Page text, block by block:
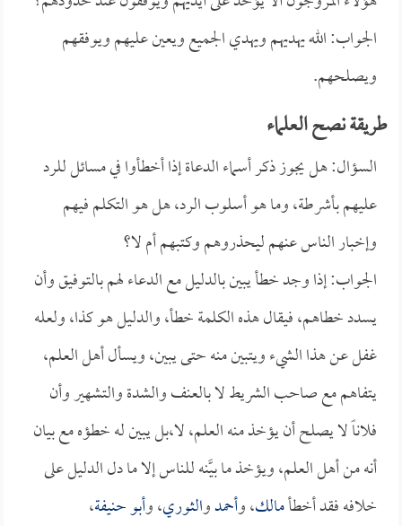
الجواب: الله يهديهم ويهدي الجميع ويعين عليهم ويوفقهم
ويصلحهم.
طريقة نصح العلماء
السؤال: هل يجوز ذكر أسماء الدعاة إذا أخطأوا في مسائل للرد
عليهم بأشرطة، وما هو أسلوب الرد، هل هو التكلم فيهم
وإخبار الناس عنهم ليحذروهم وكتبهم أم لا؟
الجواب: إذا وجد خطأ يبين بالدليل مع الدعاء لهم بالتوفيق وأن
يسدد خطاهم، فيقال هذه الكلمة خطأ، والدليل هو كذا، ولعله
غفل عن هذا الشيء ويتبين منه حتى يبين، ويسأل أهل العلم،
يتفاهم مع صاحب الشريط لا بالعنف والشدة والتشهير وأن
فلاناً لا يصلح أن يؤخذ منه العلم، لا،بل يبين له خطؤه مع بيان
أنه من أهل العلم، ويؤخذ ما بيَّنه للناس إلا ما دل الدليل على
خلافه فقد أخطأمالك، وأحمدوالثوري، وأبو حنيفة،